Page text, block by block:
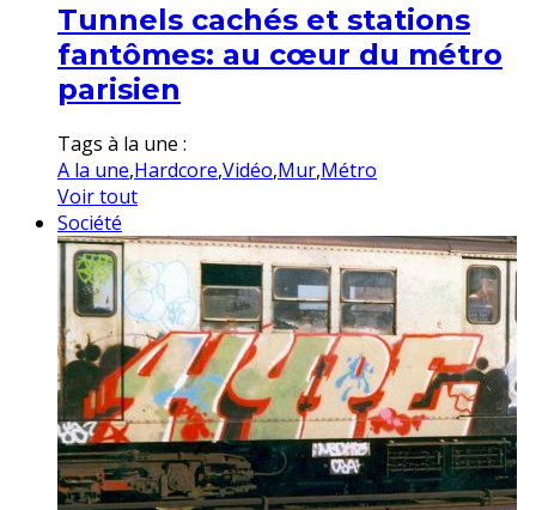
Tunnels cachés et stations
fantômes: au cœur du métro
parisien
Tags à la une :
A la une,Hardcore,Vidéo,Mur,Métro
Voir tout
Société